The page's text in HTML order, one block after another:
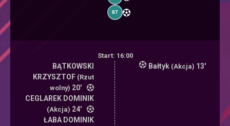
87
Start: 16:00
BĄTKOWSKI
KRZYSZTOF (Rzut
wolny) 20'
CEGLAREK DOMINIK
(Akcja) 24'
ŁABA DOMINIK
Bałtyk (Akcja) 13'